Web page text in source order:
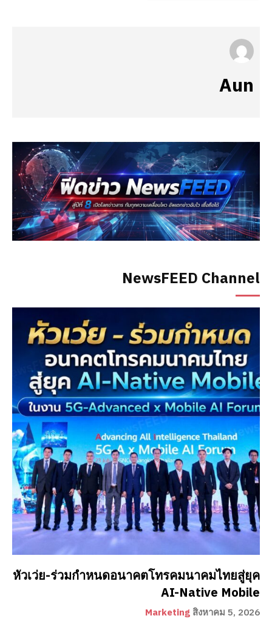
NewsFEED Channel
หัวเว่ย-ร่วมกำหนดอนาคตโทรคมนาคมไทยสู่ยุค
AI-Native Mobile
Marketing สิงหาคม 5, 2026
Aun